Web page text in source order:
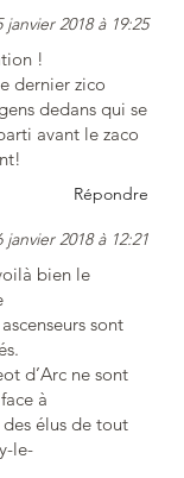
janvier 2018 à 19:25
!
dernier zico
dedans qui se
avant le zaco
Répondre
janvier 2018 à 12:21
bien le
sont
d’Arc ne sont
à
élus de tout
le-